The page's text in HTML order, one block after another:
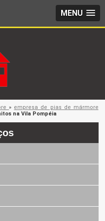
MENU
» empresa de pias de mármore
na Vila Pompéia